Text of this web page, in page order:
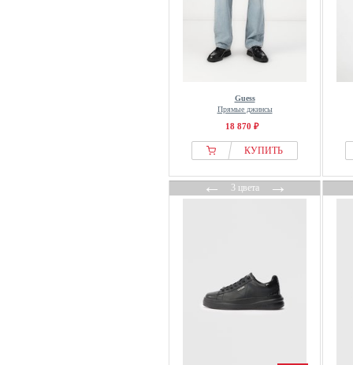
Guess
Прямые джинсы
18 870 ₽
КУПИТЬ
←3 цвета→